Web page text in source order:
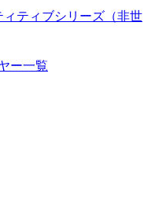
ィティブシリーズ（非世
ー一覧